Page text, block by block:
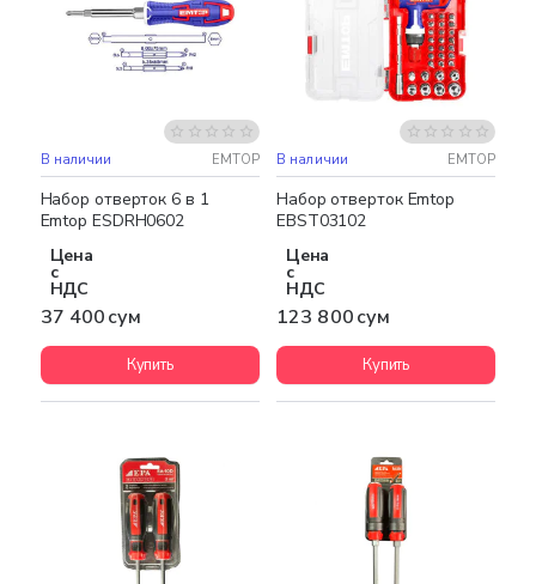
В наличии EMTOP
Набор отверток 6 в 1
Emtop ESDRH0602
Цена
с
НДС
37 400 сум
Купить
В наличии EMTOP
Набор отверток Emtop
EBST03102
Цена
с
НДС
123 800 сум
Купить